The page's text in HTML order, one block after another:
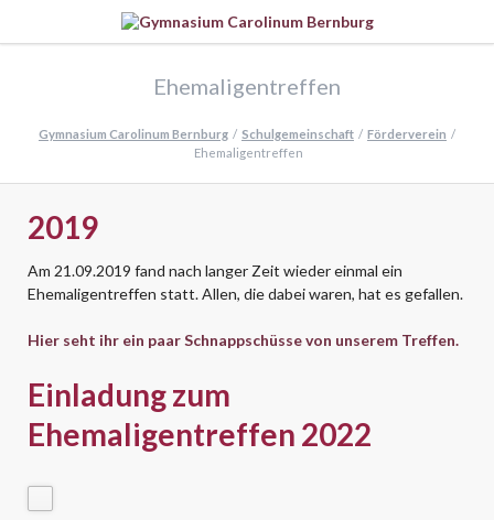
Ehemaligentreffen
Gymnasium Carolinum Bernburg Schulgemeinschaft
Förderverein
Ehemaligentreffen
2019
Am 21.09.2019 fand nach langer Zeit wieder einmal ein
Ehemaligentreffen statt. Allen, die dabei waren, hat es gefallen.
Hier seht ihr ein paar Schnappschüsse von unserem Treffen.
Einladung zum
Ehemaligentreffen 2022